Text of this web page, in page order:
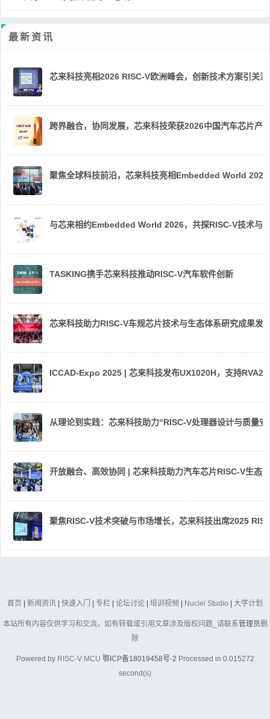
最新资讯
芯来科技亮相2026 RISC-V欧洲峰会，创新技术方案引关注
跨界融合，协同发展，芯来科技荣获2026中国汽车芯片产
聚焦全球科技前沿，芯来科技亮相Embedded World 2026
与芯来相约Embedded World 2026，共探RISC-V技术与
TASKING携手芯来科技推动RISC-V汽车软件创新
芯来科技助力RISC-V车规芯片技术与生态体系研究成果发
ICCAD-Expo 2025 | 芯来科技发布UX1020H，支持
从理论到实践：芯来科技助力“RISC-V处理器设计与质量
开放融合、高效协同 | 芯来科技助力汽车芯片RISC-V生态
聚焦RISC-V技术突破与市场增长，芯来科技出席2025
首页 新闻资讯 快速入门 专栏 论坛讨论 培训视频 Nuclei Studio 大学计划
本站所有内容仅供学习和交流，如有转载或引用文章涉及版权问题_请联系管理员删
除
Powered by RISC-V MCU 鄂ICP备18019458号-2 Processed in 0.015272
second(s)